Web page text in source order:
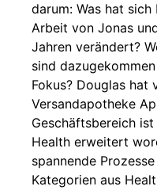
darum: Was hat
Arbeit von Jonas
Jahren verändert?
sind
Fokus? Douglas hat
Versandapotheke
Geschäftsbereich
Health erweitert
spannende
Kategorien aus